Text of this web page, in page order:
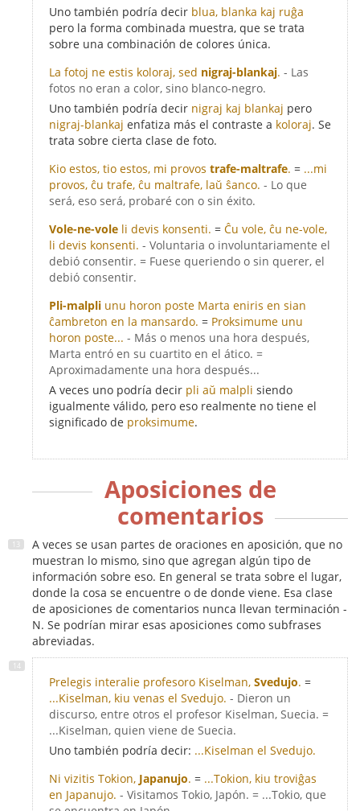
Uno también podría decir blua, blanka kaj ruĝa
pero la forma combinada muestra, que se trata
sobre una combinación de colores única.
La fotoj ne estis koloraj, sed nigraj-blankaj. - Las
fotos no eran a color, sino blanco-negro.
Uno también podría decir nigraj kaj blankaj pero
nigraj-blankaj enfatiza más el contraste a koloraj. Se
trata sobre cierta clase de foto.
Kio estos, tio estos, mi provos trafe-maltrafe. = ...mi
provos, ĉu trafe, ĉu maltrafe, laŭ ŝanco. - Lo que
será, eso será, probaré con o sin éxito.
Vole-ne-vole li devis konsenti. = Ĉu vole, ĉu ne-vole,
li devis konsenti. - Voluntaria o involuntariamente el
debió consentir. = Fuese queriendo o sin querer, el
debió consentir.
Pli-malpli unu horon poste Marta eniris en sian
ĉambreton en la mansardo. = Proksimume unu
horon poste... - Más o menos una hora después,
Marta entró en su cuartito en el ático. =
Aproximadamente una hora después...
A veces uno podría decir pli aŭ malpli siendo
igualmente válido, pero eso realmente no tiene el
significado de proksimume.
Aposiciones de
comentarios
A veces se usan partes de oraciones en aposición, que no
muestran lo mismo, sino que agregan algún tipo de
información sobre eso. En general se trata sobre el lugar,
donde la cosa se encuentre o de donde viene. Esa clase
de aposiciones de comentarios nunca llevan terminación -
N. Se podrían mirar esas aposiciones como subfrases
abreviadas.
Prelegis interalie profesoro Kiselman, Svedujo. =
...Kiselman, kiu venas el Svedujo. - Dieron un
discurso, entre otros el profesor Kiselman, Suecia. =
...Kiselman, quien viene de Suecia.
Uno también podría decir: ...Kiselman el Svedujo.
Ni vizitis Tokion, Japanujo. = ...Tokion, kiu troviĝas
en Japanujo. - Visitamos Tokio, Japón. = ...Tokio, que